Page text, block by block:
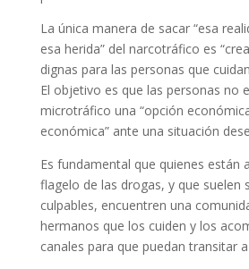
La única manera de sacar “esa
esa herida” del narcotráfico es
dignas para las personas que
El objetivo es que las personas no
microtráfico una “opción
económica” ante una situación
Es fundamental que quienes están
flagelo de las drogas, y que suelen
culpables, encuentren una
hermanos que los cuiden y los
canales para que puedan transitar